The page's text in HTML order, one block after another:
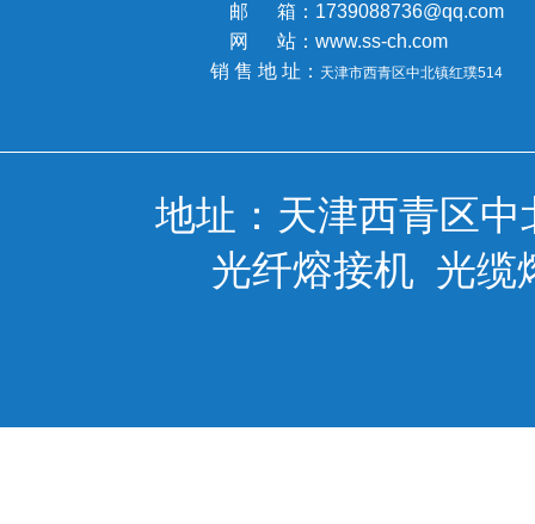
邮 箱：1739088736@qq.com
网 站：www.ss-ch.com
销 售 地 址： 天津市西青区中北镇红璞514
地址：天津西青区
光纤熔接机 光缆